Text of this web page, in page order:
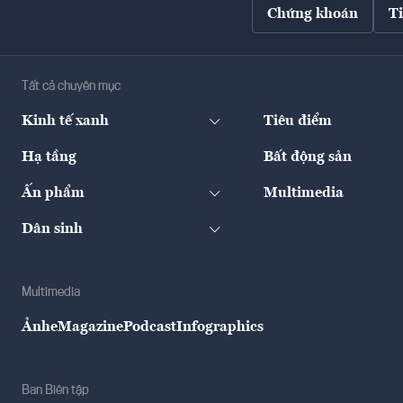
Chứng khoán
Tất cả chuyên mục
Kinh tế xanh Tiêu điểm
Hạ tầng Bất động sản
Ấn phẩm Multimedia
Dân sinh
Multimedia
ẢnheMagazinePodcastInfographics
Ban Biên tập